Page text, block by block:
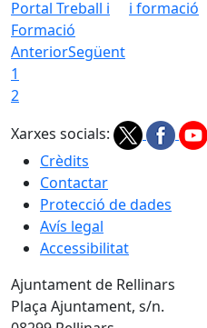
Portal Treball i
Formació
i formació
AnteriorSegüent
1
2
Xarxes socials:
Crèdits
Contactar
Protecció de dades
Avís legal
Accessibilitat
Ajuntament de Rellinars
Plaça Ajuntament, s/n.